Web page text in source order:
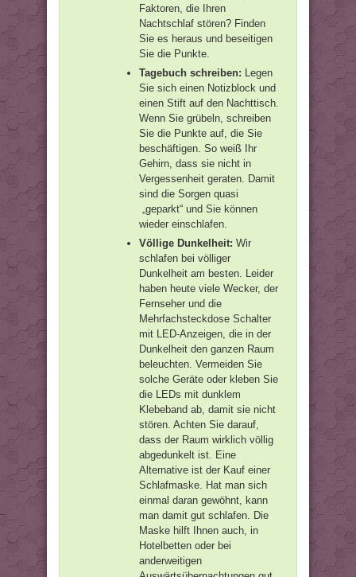
Faktoren, die Ihren
Nachtschlaf stören? Finden
Sie es heraus und beseitigen
Sie die Punkte.
Tagebuch schreiben: Legen
Sie sich einen Notizblock und
einen Stift auf den Nachttisch.
Wenn Sie grübeln, schreiben
Sie die Punkte auf, die Sie
beschäftigen. So weiß Ihr
Gehirn, dass sie nicht in
Vergessenheit geraten. Damit
sind die Sorgen quasi
„geparkt“ und Sie können
wieder einschlafen.
Völlige Dunkelheit: Wir
schlafen bei völliger
Dunkelheit am besten. Leider
haben heute viele Wecker, der
Fernseher und die
Mehrfachsteckdose Schalter
mit LED-Anzeigen, die in der
Dunkelheit den ganzen Raum
beleuchten. Vermeiden Sie
solche Geräte oder kleben Sie
die LEDs mit dunklem
Klebeband ab, damit sie nicht
stören. Achten Sie darauf,
dass der Raum wirklich völlig
abgedunkelt ist. Eine
Alternative ist der Kauf einer
Schlafmaske. Hat man sich
einmal daran gewöhnt, kann
man damit gut schlafen. Die
Maske hilft Ihnen auch, in
Hotelbetten oder bei
anderweitigen